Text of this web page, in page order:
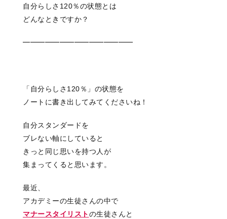
自分らしさ120％の状態とは
どんなときですか？
━━━━━━━━━━━━━━━
「自分らしさ120％」の状態を
ノートに書き出してみてくださいね！
自分スタンダードを
ブレない軸にしていると
きっと同じ思いを持つ人が
集まってくると思います。
最近、
アカデミーの生徒さんの中で
マナースタイリストの生徒さんと